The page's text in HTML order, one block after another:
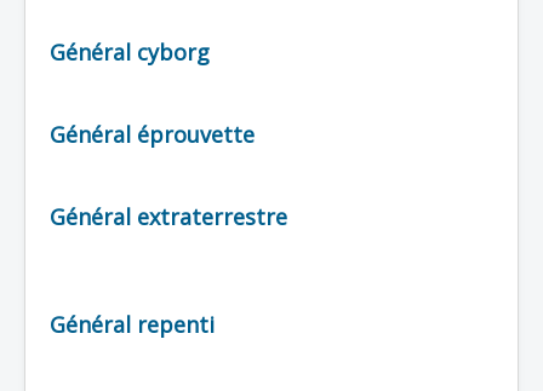
Général cyborg
Général éprouvette
Général extraterrestre
Général repenti